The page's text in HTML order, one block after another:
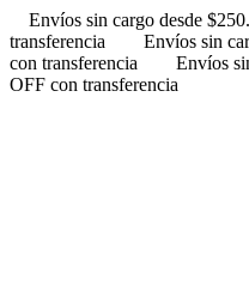
Envíos sin cargo desde
transferencia
Envíos sin
con transferencia
Envíos
OFF con transferencia